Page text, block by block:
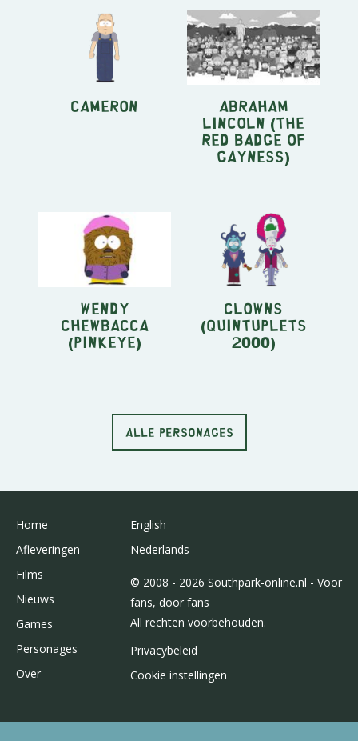
Cameron Abraham
Lincoln (The
Red Badge Of
Gayness)
Wendy
Chewbacca
(Pinkeye)
Clowns
(Quintuplets
2000)
ALLE PERSONAGES
Home
Afleveringen
Films
Nieuws
Games
Personages
Over
English
Nederlands
© 2008 - 2026 Southpark-online.nl - Voor
fans, door fans
All rechten voorbehouden.
Privacybeleid
Cookie instellingen